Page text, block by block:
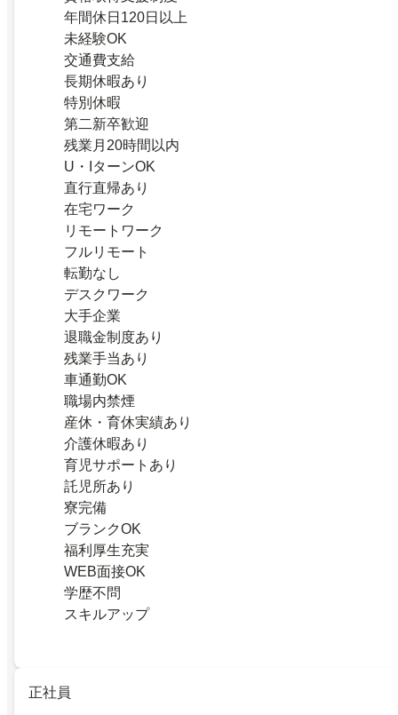
年間休日120日以上
未経験OK
交通費支給
長期休暇あり
特別休暇
第二新卒歓迎
残業月20時間以内
U・IターンOK
直行直帰あり
在宅ワーク
リモートワーク
フルリモート
転勤なし
デスクワーク
大手企業
退職金制度あり
残業手当あり
車通勤OK
職場内禁煙
産休・育休実績あり
介護休暇あり
育児サポートあり
託児所あり
寮完備
ブランクOK
福利厚生充実
WEB面接OK
学歴不問
スキルアップ
正社員